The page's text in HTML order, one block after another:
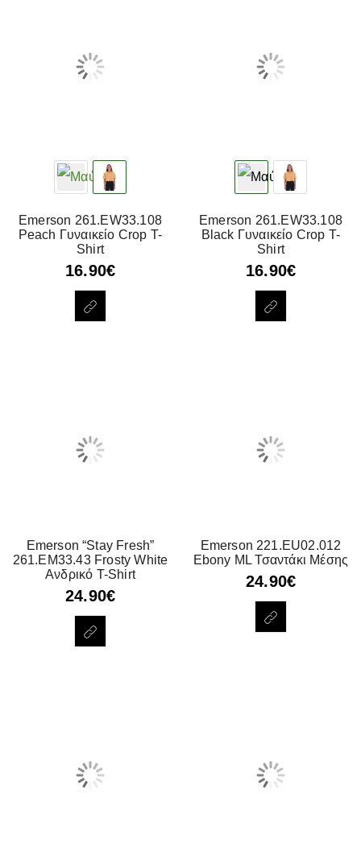
Emerson 261.EW33.108
Peach Γυναικείο Crop T-
Shirt
16.90€
Emerson 261.EW33.108
Black Γυναικείο Crop T-
Shirt
16.90€
Emerson “Stay Fresh”
261.EM33.43 Frosty White
Ανδρικό T-Shirt
24.90€
Emerson 221.EU02.012
Ebony ML Τσαντάκι Μέσης
24.90€